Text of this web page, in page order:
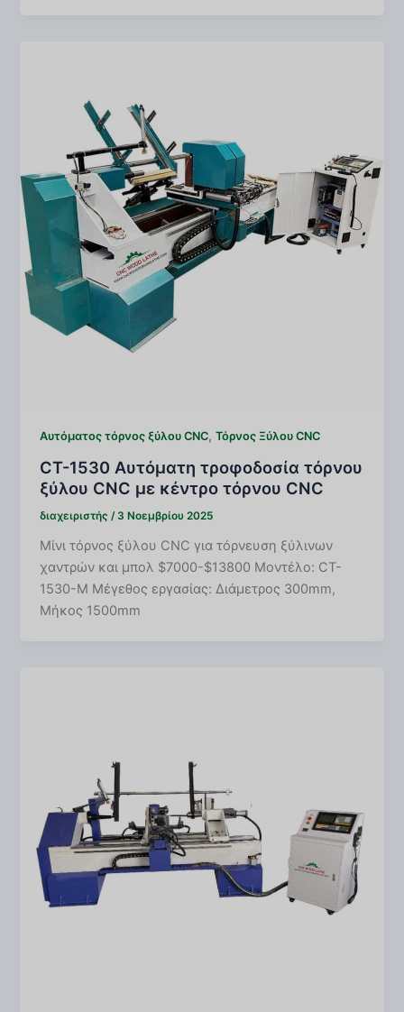
Αυτόματος τόρνος ξύλου CNC,Τόρνος Ξύλου CNC
CT-1530 Αυτόματη τροφοδοσία τόρνου
ξύλου CNC με κέντρο τόρνου CNC
διαχειριστής/ 3 Νοεμβρίου 2025
Μίνι τόρνος ξύλου CNC για τόρνευση ξύλινων
χαντρών και μπολ $7000-$13800 Μοντέλο: CT-
1530-M Μέγεθος εργασίας: Διάμετρος 300mm,
Μήκος 1500mm